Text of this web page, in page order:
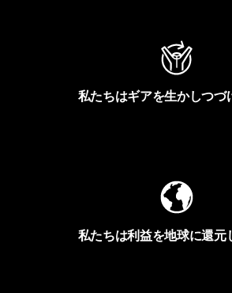
私たちはギアを生かしつづ
私たちは利益を地球に還元